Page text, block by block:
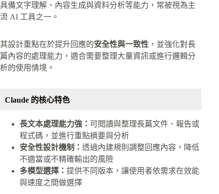
具備文字理解、內容生成與資料分析等能力，常被視為主
流 AI 工具之一。
其設計重點在於提升回應的安全性與一致性 ，並強化對長
篇內容的處理能力，適合需要整理大量資訊或進行邏輯分
析的使用情境。
Claude 的核心特色
長文本處理能力強： 可閱讀與整理長篇文件、報告或
程式碼，並進行重點摘要與分析
安全性設計機制： 透過內建規則調整回應內容，降低
不適當或不精確輸出的風險
多模型選擇： 提供不同版本，讓使用者依需求在效能
與速度之間做選擇